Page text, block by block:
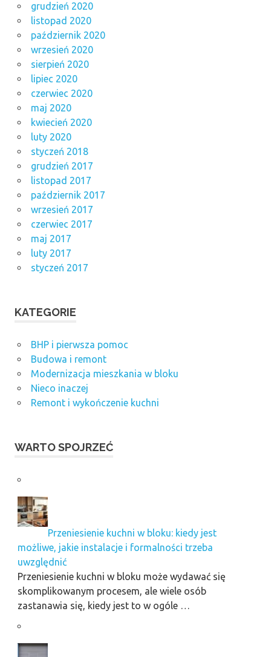
grudzień 2020
listopad 2020
październik 2020
wrzesień 2020
sierpień 2020
lipiec 2020
czerwiec 2020
maj 2020
kwiecień 2020
luty 2020
styczeń 2018
grudzień 2017
listopad 2017
październik 2017
wrzesień 2017
czerwiec 2017
maj 2017
luty 2017
styczeń 2017
KATEGORIE
BHP i pierwsza pomoc
Budowa i remont
Modernizacja mieszkania w bloku
Nieco inaczej
Remont i wykończenie kuchni
WARTO SPOJRZEĆ
Przeniesienie kuchni w bloku: kiedy jest
możliwe, jakie instalacje i formalności trzeba
uwzględnić
Przeniesienie kuchni w bloku może wydawać się
skomplikowanym procesem, ale wiele osób
zastanawia się, kiedy jest to w ogóle …